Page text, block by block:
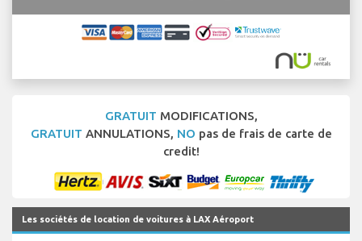
GRATUIT MODIFICATIONS,
GRATUIT ANNULATIONS, NO pas de frais de carte de
credit!
Les sociétés de location de voitures à LAX Aéroport